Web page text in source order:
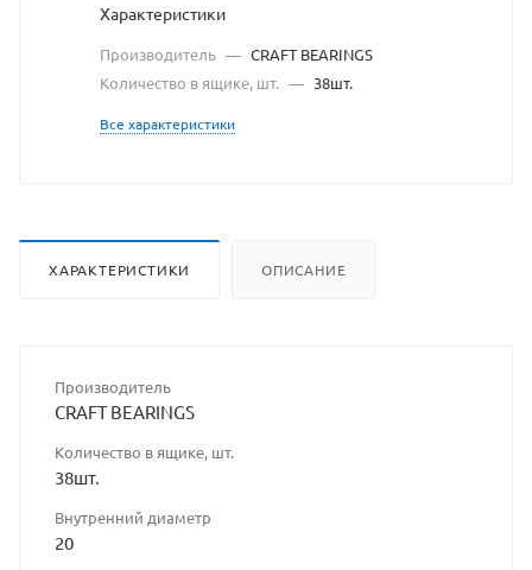
разрешения
владельца
сайта
Характеристики
Производитель — CRAFT BEARINGS
Количество в ящике, шт. — 38шт.
Все характеристики
ХАРАКТЕРИСТИКИ ОПИСАНИЕ
Производитель
CRAFT BEARINGS
Количество в ящике, шт.
38шт.
Внутренний диаметр
20